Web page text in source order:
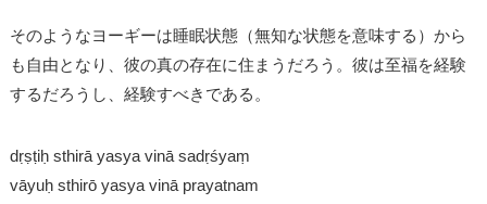
そのようなヨーギーは睡眠状態（無知な状態を意味する）から
も自由となり、彼の真の存在に住まうだろう。彼は至福を経験
するだろうし、経験すべきである。
dṛṣṭiḥ sthirā yasya vinā sadṛśyaṃ
vāyuḥ sthirō yasya vinā prayatnam